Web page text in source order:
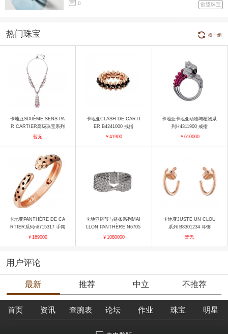
0 欲望珠宝
热门珠宝 换一组
卡地亚SIXIÈME SENS PA
R CARTIER高级珠宝系列
SHARKARA 项链 项链
暂无
卡地亚CLASH DE CARTI
ER B4241000 戒指
￥41900
卡地亚卡地亚动物与植物系
列H4311900 戒指
￥610000
卡地亚PANTHÈRE DE CA
RTIER系列n6715317 手镯
￥169000
卡地亚链节与链条系列MAI
LLON PANTHÈRE N6705
717 手镯
￥1080000
卡地亚JUSTE UN CLOU
系列 B8301234 耳饰
暂无
用户评论
最新 推荐 中立 不推荐
首页 资讯 查腕表 论坛 作业 珠宝 明星